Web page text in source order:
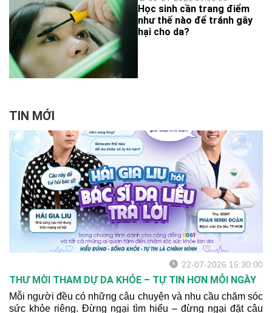
lắng nghe và theo dõi
những chia sẻ từ ThS.BS
Lê Thảo Hiền - Khoa Thẩm
mỹ da, Bệnh viện Da Liễu
Học sinh cần trang điểm
như thế nào để tránh gây
hại cho da?
TIN MỚI
22-07-2026 15:30:00
THƯ MỜI THAM DỰ DA KHỎE – TỰ TIN HƠN MỖI NGÀY
Mỗi người đều có những câu chuyện và nhu cầu chăm sóc
sức khỏe riêng. Đừng ngại tìm hiểu – đừng ngại đặt câu